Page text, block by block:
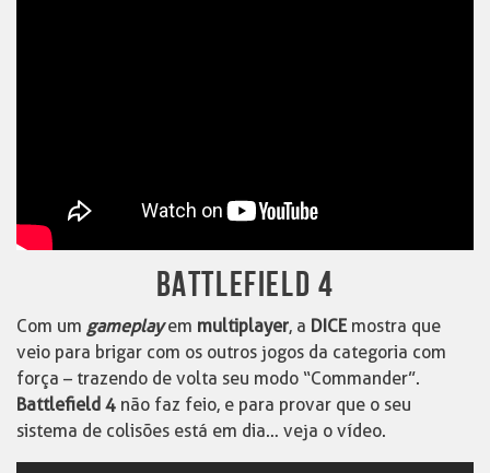
BATTLEFIELD 4
Com um gameplayem multiplayer, a DICEmostra que
veio para brigar com os outros jogos da categoria com
força – trazendo de volta seu modo “Commander”.
Battlefield 4 não faz feio, e para provar que o seu
sistema de colisões está em dia… veja o vídeo.